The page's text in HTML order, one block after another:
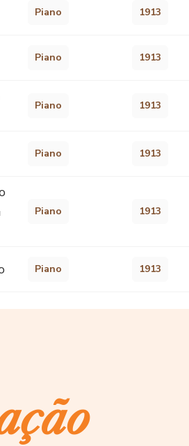
Piano 1913
Piano 1913
Piano 1913
Piano 1913
Piano 1913
Piano 1913